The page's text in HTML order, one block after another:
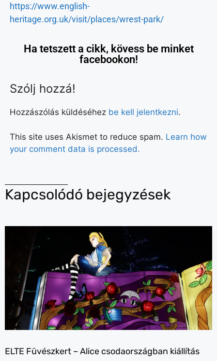
https://www.english-
heritage.org.uk/visit/places/wrest-park/
Ha tetszett a cikk, kövess be minket
facebookon!
Szólj hozzá!
Hozzászólás küldéséhez be kell jelentkezni.
This site uses Akismet to reduce spam. Learn how
your comment data is processed.
Kapcsolódó bejegyzések
ELTE Füvészkert – Alice csodaországban kiállítás